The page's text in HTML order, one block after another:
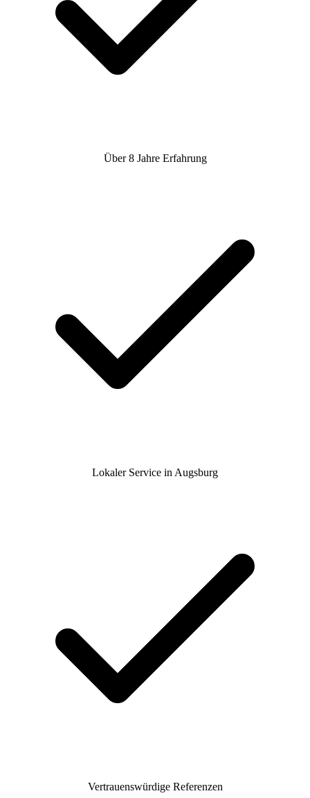
Über 8 Jahre Erfahrung
Lokaler Service in Augsburg
Vertrauenswürdige Referenzen